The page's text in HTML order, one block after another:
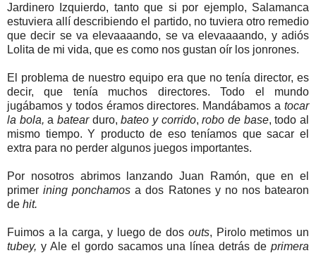
Jardinero Izquierdo, tanto que si por ejemplo, Salamanca
estuviera allí describiendo el partido, no tuviera otro remedio
que decir se va elevaaaando, se va elevaaaando, y adiós
Lolita de mi vida, que es como nos gustan oír los jonrones.
El problema de nuestro equipo era que no tenía director, es
decir, que tenía muchos directores. Todo el mundo
jugábamos y todos éramos directores. Mandábamos a tocar
la bola, abatearduro,bateo y corrido,robo de base, todo al
mismo tiempo. Y producto de eso teníamos que sacar el
extra para no perder algunos juegos importantes.
Por nosotros abrimos lanzando Juan Ramón, que en el
primerining ponchamos a dos Ratones y no nos batearon
de hit.
Fuimos a la carga, y luego de dos outs, Pirolo metimos un
tubey, y Ale el gordo sacamos una línea detrás de primera